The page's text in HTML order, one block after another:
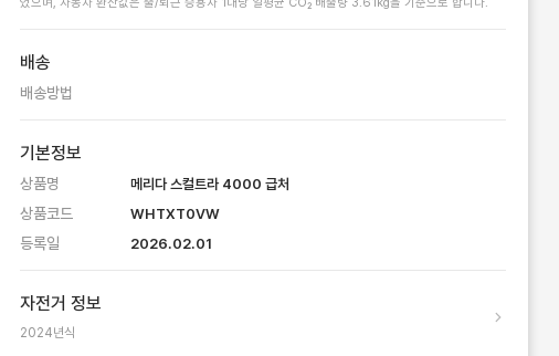
배송
배송방법
기본정보
상품명 메리다 스컬트라 4000 급처
상품코드 WHTXT0VW
등록일 2026.02.01
자전거 정보
2024년식